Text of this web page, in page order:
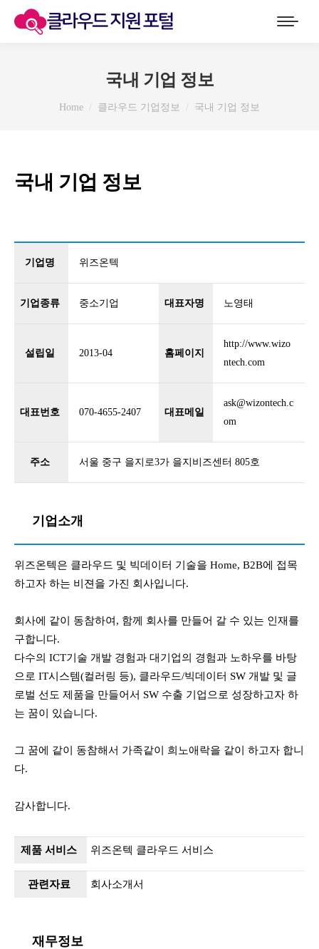
국내 기업 정보
You are here:
Home 클라우드 기업정보 국내 기업 정보
국내 기업 정보
기업명 위즈온텍
기업종류 중소기업 대표자명 노영태
설립일 2013-04 홈페이지
http://www.wizo
ntech.com
대표번호 070-4655-2407 대표메일
ask@wizontech.c
om
주소 서울 중구 을지로3가 을지비즈센터 805호
기업소개
위즈온텍은 클라우드 및 빅데이터 기술을 Home, B2B에 접목
하고자 하는 비젼을 가진 회사입니다.
회사에 같이 동참하여, 함께 회사를 만들어 갈 수 있는 인재를
구합니다.
다수의 ICT기술 개발 경험과 대기업의 경험과 노하우를 바탕
으로 IT시스템(컬러링 등), 클라우드/빅데이터 SW 개발 및 글
로벌 선도 제품을 만들어서 SW 수출 기업으로 성장하고자 하
는 꿈이 있습니다.
그 꿈에 같이 동참해서 가족같이 희노애락을 같이 하고자 합니
다.
감사합니다.
제품 서비스 위즈온텍 클라우드 서비스
관련자료 회사소개서
재무정보